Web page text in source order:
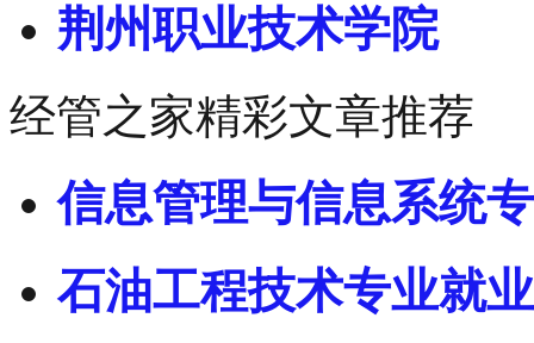
荆州职业技术学院
经管之家精彩文章推荐
信息管理与信息系统
石油工程技术专业就